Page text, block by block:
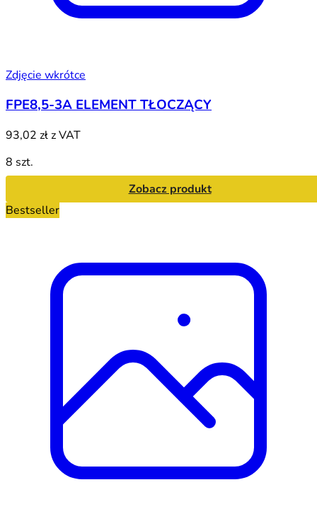
Zdjęcie wkrótce
FPE8,5-3A ELEMENT TŁOCZĄCY
93,02 złz VAT
8 szt.
Zobacz produkt
Bestseller